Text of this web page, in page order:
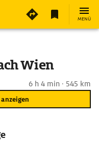
MENÜ
Wien
6 h 4 min · 545 km